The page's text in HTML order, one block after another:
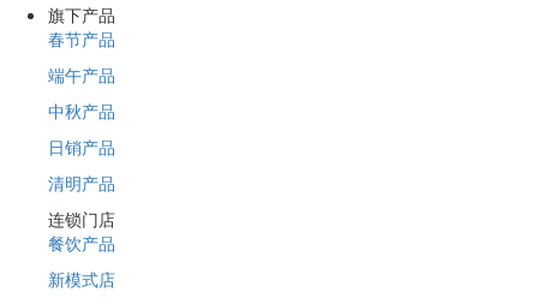
旗下产品
春节产品
端午产品
中秋产品
日销产品
清明产品
连锁门店
餐饮产品
新模式店